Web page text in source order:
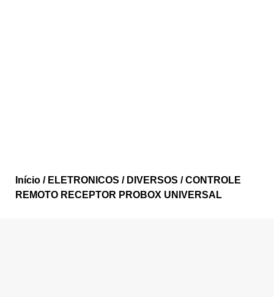
Início / ELETRONICOS / DIVERSOS / CONTROLE
REMOTO RECEPTOR PROBOX UNIVERSAL